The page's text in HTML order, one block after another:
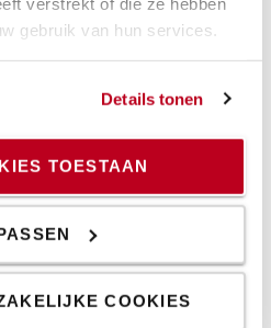
gebruik van hun services.
Details tonen
TOESTAAN
COOKIES